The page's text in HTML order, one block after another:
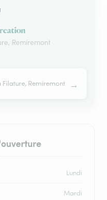
Remiremont
Filature, Remiremont →
Lundi
Mardi